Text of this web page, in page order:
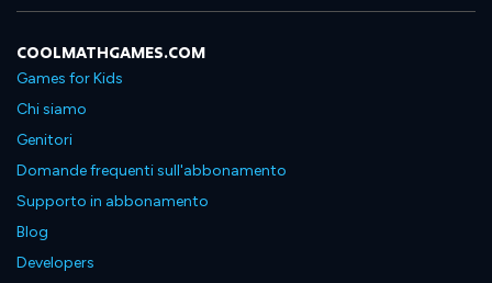
COOLMATHGAMES.COM
Games for Kids
Chi siamo
Genitori
Domande frequenti sull'abbonamento
Supporto in abbonamento
Blog
Developers